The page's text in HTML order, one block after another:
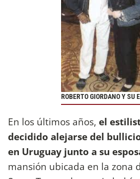
ROBERTO GIORDANO Y SU
En los últimos años, el
decidido alejarse del
en Uruguay junto a su
mansión ubicada en la zona